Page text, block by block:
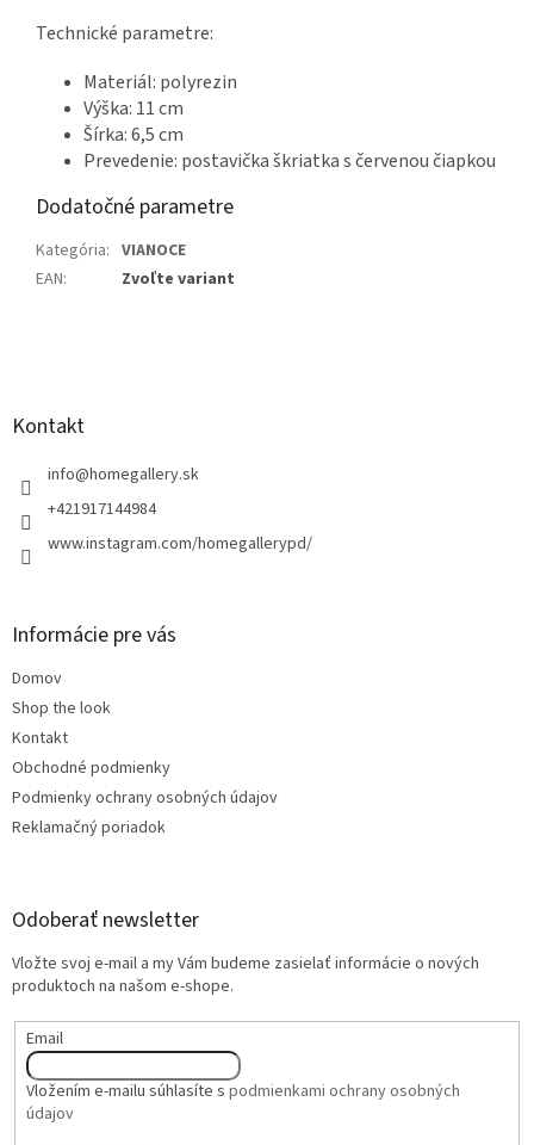
Technické parametre:
Materiál: polyrezin
Výška: 11 cm
Šírka: 6,5 cm
Prevedenie: postavička škriatka s červenou čiapkou
Dodatočné parametre
Kategória: VIANOCE
EAN: Zvoľte variant
Kontakt
info@homegallery.sk
+421917144984
www.instagram.com/homegallerypd/
Informácie pre vás
Domov
Shop the look
Kontakt
Obchodné podmienky
Podmienky ochrany osobných údajov
Reklamačný poriadok
Odoberať newsletter
Vložte svoj e-mail a my Vám budeme zasielať informácie o nových
produktoch na našom e-shope.
Email
Vložením e-mailu súhlasíte s podmienkami ochrany osobných
údajov